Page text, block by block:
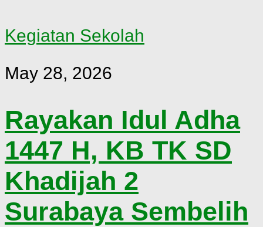
Kegiatan Sekolah
May 28, 2026
Rayakan Idul Adha
1447 H, KB TK SD
Khadijah 2
Surabaya Sembelih